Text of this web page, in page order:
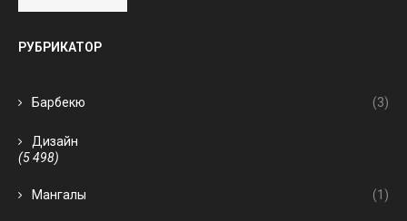
РУБРИКАТОР
Барбекю (3)
Дизайн
(5 498)
Мангалы (1)